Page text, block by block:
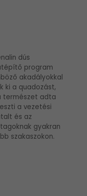
dús
program
akadályokkal
ki a quadozást,
természet adta
a vezetési
és az
gyakran
szakaszokon.